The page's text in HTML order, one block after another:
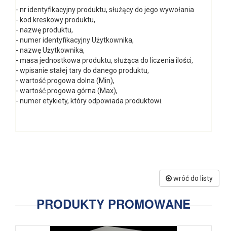
- nr identyfikacyjny produktu, służący do jego wywołania
- kod kreskowy produktu,
- nazwę produktu,
- numer identyfikacyjny Użytkownika,
- nazwę Użytkownika,
- masa jednostkowa produktu, służąca do liczenia ilości,
- wpisanie stałej tary do danego produktu,
- wartość progowa dolna (Min),
- wartość progowa górna (Max),
- numer etykiety, który odpowiada produktowi.
wróć do listy
PRODUKTY PROMOWANE